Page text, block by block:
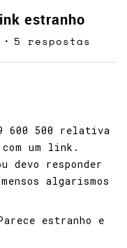
estranho
5 respostas
600 500 relativa
um link.
devo responder
algarismos
estranho e